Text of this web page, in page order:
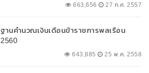
663,656 27 ก.ค. 2557
ฐานคำนวณเงินเดือนข้าราชการพลเรือน
2560
643,885 25 พ.ค. 2558